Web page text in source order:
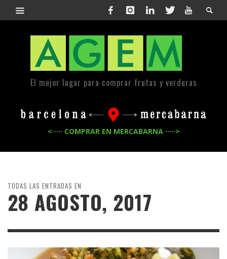
El mejor lugar para comprar frutas y verduras
<····· COMPRAR EN MERCABARNA ·····>
TODAS LAS ENTRADAS EN
28 AGOSTO, 2017